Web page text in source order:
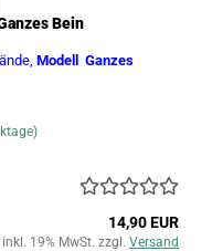
Bein
Modell Ganzes
14,90 EUR
inkl. 19% MwSt. zzgl. Versand